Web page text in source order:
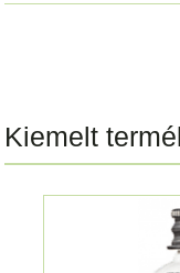
Kiemelt